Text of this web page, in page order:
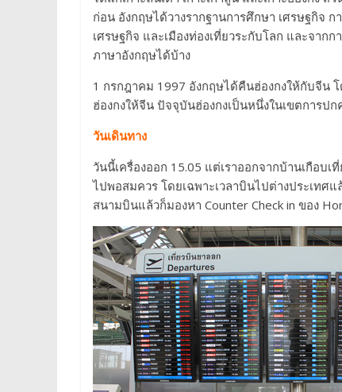
ก่อน อังกฤษได้วางรากฐานการศึกษา เศรษฐกิจ ก
เศรษฐกิจ และเมืองท่องเที่ยวระกับโลก และจาก
ภาษาอังกฤษได้บ้าง
1 กรกฎาคม 1997 อังกฤษได้คืนฮ่องกงให้กับจีน
ฮ่องกงให้จีน ปัจจุบันฮ่องกงเป็นหนึ่งในเขตการป
วันเดินทาง
วันนี้เครื่องออก 15.05 แต่เราออกจากบ้านเกือบเ
ไปพอสมควร โดยเฉพาะเวลาบินไปต่างประเทศ
สนามบินแล้วก็มองหา Counter Check in ของ